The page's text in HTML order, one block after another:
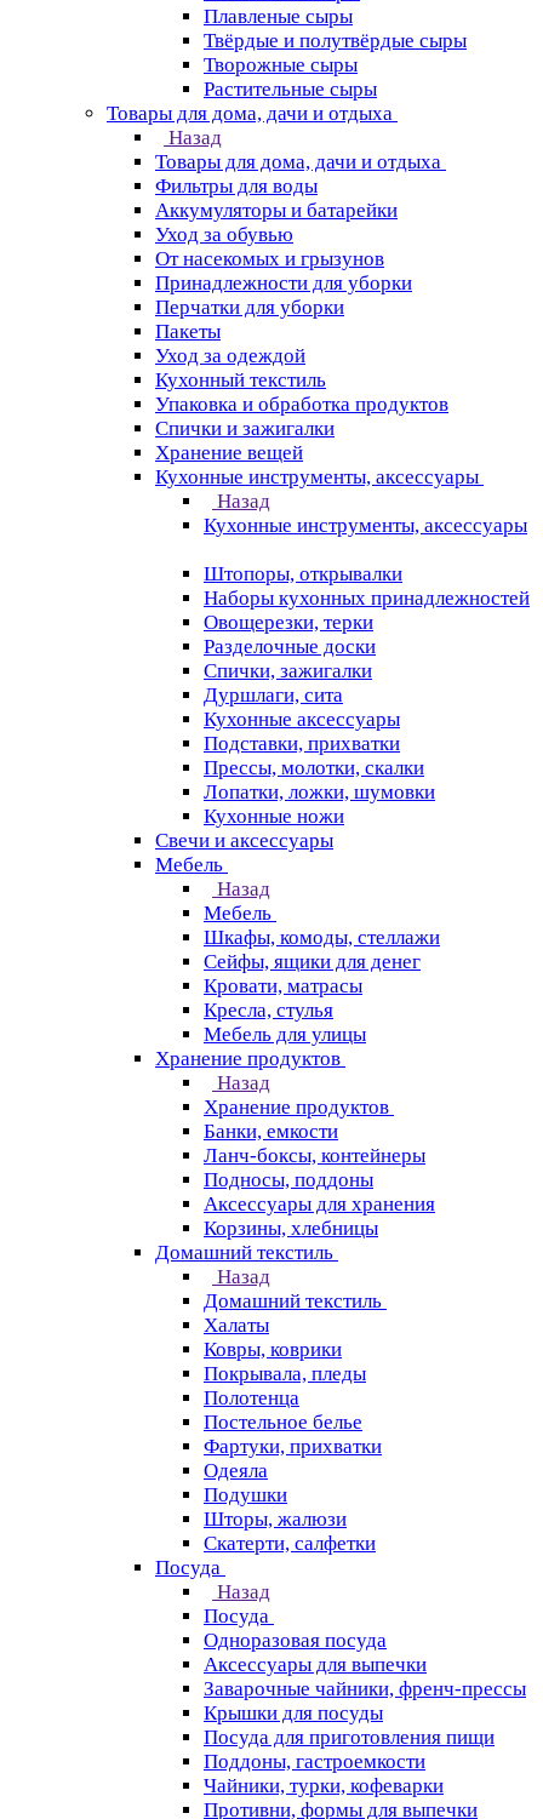
Плавленые сыры
Твёрдые и полутвёрдые сыры
Творожные сыры
Растительные сыры
Товары для дома, дачи и отдыха
Назад
Товары для дома, дачи и отдыха
Фильтры для воды
Аккумуляторы и батарейки
Уход за обувью
От насекомых и грызунов
Принадлежности для уборки
Перчатки для уборки
Пакеты
Уход за одеждой
Кухонный текстиль
Упаковка и обработка продуктов
Спички и зажигалки
Хранение вещей
Кухонные инструменты, аксессуары
Назад
Кухонные инструменты, аксессуары
Штопоры, открывалки
Наборы кухонных принадлежностей
Овощерезки, терки
Разделочные доски
Спички, зажигалки
Дуршлаги, сита
Кухонные аксессуары
Подставки, прихватки
Прессы, молотки, скалки
Лопатки, ложки, шумовки
Кухонные ножи
Свечи и аксессуары
Мебель
Назад
Мебель
Шкафы, комоды, стеллажи
Сейфы, ящики для денег
Кровати, матрасы
Кресла, стулья
Мебель для улицы
Хранение продуктов
Назад
Хранение продуктов
Банки, емкости
Ланч-боксы, контейнеры
Подносы, поддоны
Аксессуары для хранения
Корзины, хлебницы
Домашний текстиль
Назад
Домашний текстиль
Халаты
Ковры, коврики
Покрывала, пледы
Полотенца
Постельное белье
Фартуки, прихватки
Одеяла
Подушки
Шторы, жалюзи
Скатерти, салфетки
Посуда
Назад
Посуда
Одноразовая посуда
Аксессуары для выпечки
Заварочные чайники, френч-прессы
Крышки для посуды
Посуда для приготовления пищи
Поддоны, гастроемкости
Чайники, турки, кофеварки
Противни, формы для выпечки